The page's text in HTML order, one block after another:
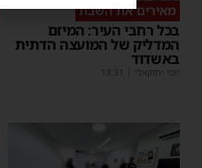
מאירים את השבת
בכל רחבי העיר: המיזם
המדליק של המועצה הדתית
באשדוד
יוסי יחזקאלי 18:31